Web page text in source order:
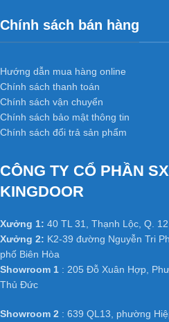
Chính sách bán hàng
Hướng dẫn mua hàng online
Chính sách thanh toán
Chính sách vận chuyển
Chính sách bảo mật thông tin
Chính sách đổi trả sản phẩm
CÔNG TY CỔ PHẦN
KINGDOOR
Xưởng 1: 40 TL 31, Thạnh Lộc, Q.
Xưởng 2: K2-39 đường Nguyễn Tri
phố Biên Hòa
Showroom 1 : 205 Đỗ Xuân Hợp,
Thủ Đức
Showroom 2 : 639 QL13, phường